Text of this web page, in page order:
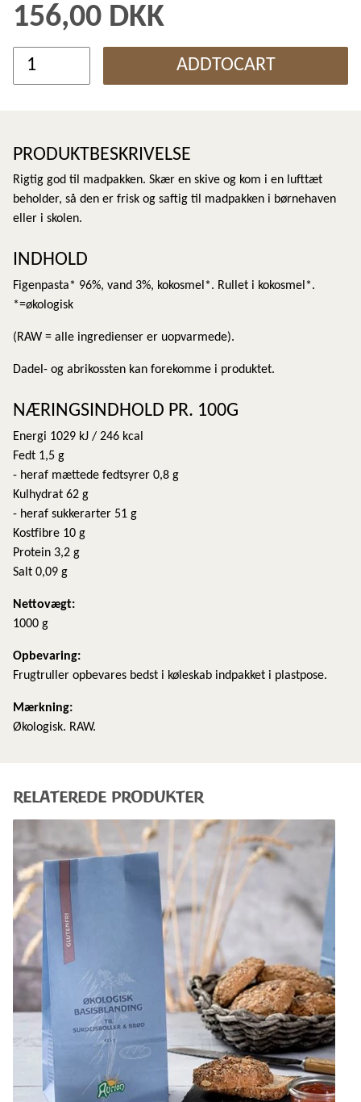
156,00 DKK
ADDTOCART
PRODUKTBESKRIVELSE
Rigtig god til madpakken. Skær en skive og kom i en lufttæt
beholder, så den er frisk og saftig til madpakken i børnehaven
eller i skolen.
INDHOLD
Figenpasta* 96%, vand 3%, kokosmel*. Rullet i kokosmel*.
*=økologisk
(RAW = alle ingredienser er uopvarmede).
Dadel- og abrikossten kan forekomme i produktet.
NÆRINGSINDHOLD PR. 100G
Energi 1029 kJ / 246 kcal
Fedt 1,5 g
- heraf mættede fedtsyrer 0,8 g
Kulhydrat 62 g
- heraf sukkerarter 51 g
Kostfibre 10 g
Protein 3,2 g
Salt 0,09 g
Nettovægt:
1000 g
Opbevaring:
Frugtruller opbevares bedst i køleskab indpakket i plastpose.
Mærkning:
Økologisk. RAW.
RELATEREDE PRODUKTER